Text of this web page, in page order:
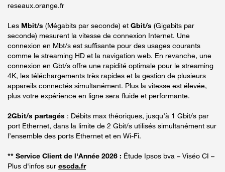
reseaux.orange.fr
Les Mbit/s (Mégabits par seconde) et Gbit/s (Gigabits par
seconde) mesurent la vitesse de connexion Internet. Une
connexion en Mbt/s est suffisante pour des usages courants
comme le streaming HD et la navigation web. En revanche, une
connexion en Gbt/s offre une rapidité optimale pour le streaming
4K, les téléchargements très rapides et la gestion de plusieurs
appareils connectés simultanément. Plus la vitesse est élevée,
plus votre expérience en ligne sera fluide et performante.
2Gbit/s partagés : Débits max théoriques, jusqu’à 1 Gbit/s par
port Ethernet, dans la limite de 2 Gbit/s utilisés simultanément sur
l’ensemble des ports Ethernet et en Wi-Fi.
** Service Client de l'Année 2026 : Étude Ipsos bva – Viséo CI –
Plus d'infos sur escda.fr